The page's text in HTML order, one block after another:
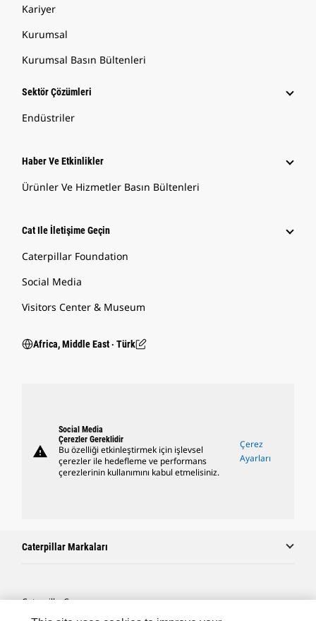
Kariyer
Kurumsal
Kurumsal Basın Bültenleri
Sektör Çözümleri
Endüstriler
Haber Ve Etkinlikler
Ürünler Ve Hizmetler Basın Bültenleri
Cat Ile İletişime Geçin
Caterpillar Foundation
Social Media
Visitors Center & Museum
Africa, Middle East ‧ Türk
warning
Social Media
Çerezler Gereklidir
Bu özelliği etkinleştirmek için işlevsel
çerezler ile hedefleme ve performans
çerezlerinin kullanımını kabul etmelisiniz.
Çerez
Ayarları
Caterpillar Markaları
Caterpillar.com